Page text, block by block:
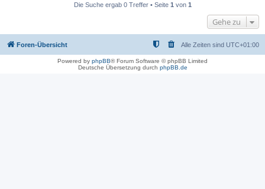
Die Suche ergab 0 Treffer • Seite 1 von 1
Gehe zu
Foren-Übersicht Alle Zeiten sind UTC+01:00
Powered by phpBB® Forum Software © phpBB Limited
Deutsche Übersetzung durch phpBB.de